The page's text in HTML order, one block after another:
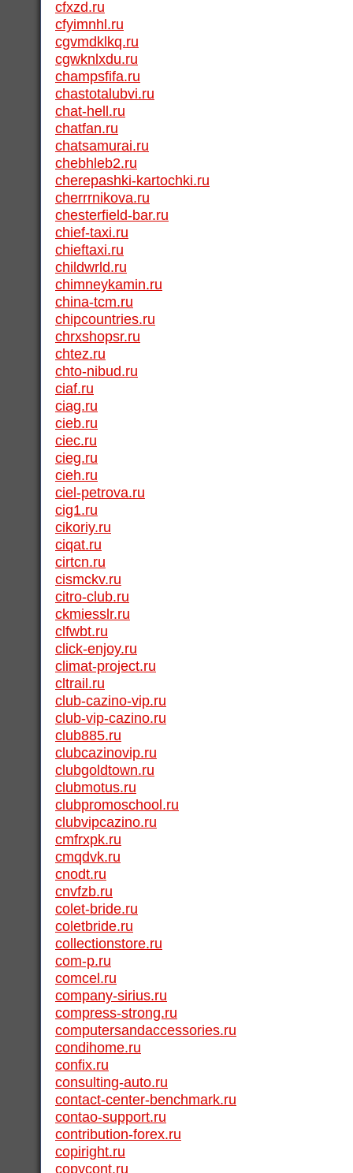
cfxzd.ru
cfyimnhl.ru
cgvmdklkq.ru
cgwknlxdu.ru
champsfifa.ru
chastotalubvi.ru
chat-hell.ru
chatfan.ru
chatsamurai.ru
chebhleb2.ru
cherepashki-kartochki.ru
cherrrnikova.ru
chesterfield-bar.ru
chief-taxi.ru
chieftaxi.ru
childwrld.ru
chimneykamin.ru
china-tcm.ru
chipcountries.ru
chrxshopsr.ru
chtez.ru
chto-nibud.ru
ciaf.ru
ciag.ru
cieb.ru
ciec.ru
cieg.ru
cieh.ru
ciel-petrova.ru
cig1.ru
cikoriy.ru
ciqat.ru
cirtcn.ru
cismckv.ru
citro-club.ru
ckmiesslr.ru
clfwbt.ru
click-enjoy.ru
climat-project.ru
cltrail.ru
club-cazino-vip.ru
club-vip-cazino.ru
club885.ru
clubcazinovip.ru
clubgoldtown.ru
clubmotus.ru
clubpromoschool.ru
clubvipcazino.ru
cmfrxpk.ru
cmqdvk.ru
cnodt.ru
cnvfzb.ru
colet-bride.ru
coletbride.ru
collectionstore.ru
com-p.ru
comcel.ru
company-sirius.ru
compress-strong.ru
computersandaccessories.ru
condihome.ru
confix.ru
consulting-auto.ru
contact-center-benchmark.ru
contao-support.ru
contribution-forex.ru
copiright.ru
copycont.ru